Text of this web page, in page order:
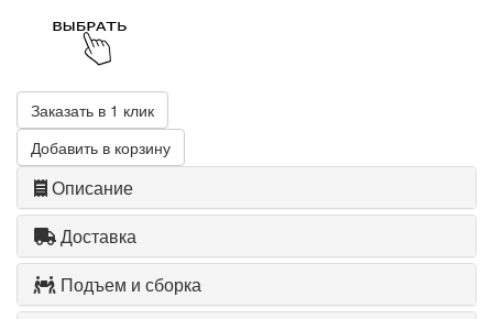
Заказать в 1 клик
Добавить в корзину
Описание
Доставка
Подъем и сборка